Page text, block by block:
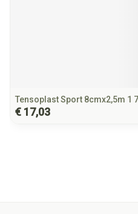
Tensoplast Sport 8cmx2,5m 1
€ 17,03